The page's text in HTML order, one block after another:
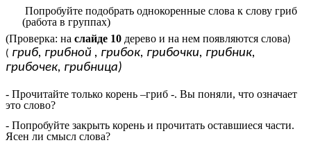
Попробуйте подобрать однокоренные слова к слову гриб
(работа в группах)
(Проверка: на слайде 10 дерево и на нем появляются слова)
( гриб, грибной , грибок, грибочки, грибник,
грибочек, грибница)
- Прочитайте только корень –гриб -. Вы поняли, что означает
это слово?
- Попробуйте закрыть корень и прочитать оставшиеся части.
Ясен ли смысл слова?